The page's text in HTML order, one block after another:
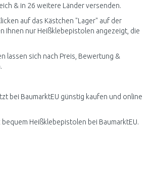
& in 26 weitere Länder versenden.
auf das Kästchen "Lager" auf der
Ihnen nur Heißklebepistolen angezeigt, die
lassen sich nach Preis, Bewertung &
bei BaumarktEU günstig kaufen und online
bequem Heißklebepistolen bei BaumarktEU.